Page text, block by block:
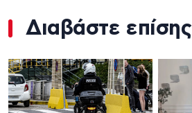
Διαβάστε επίσης